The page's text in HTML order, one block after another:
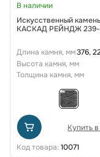
В наличии
Искусственный камень
КАСКАД РЕЙНДЖ
Длина камня, мм376,
Высота камня, мм
Толщина камня, мм
Купить в
Код товара: 10071